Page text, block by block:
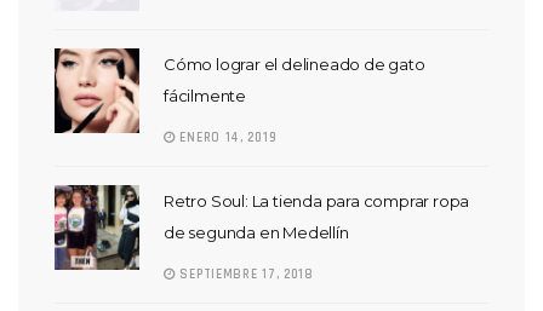
Cómo lograr el delineado de gato
fácilmente
ENERO 14, 2019
Retro Soul: La tienda para comprar ropa
de segunda en Medellín
SEPTIEMBRE 17, 2018